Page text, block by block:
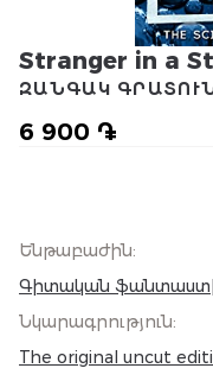
Stranger in a
6 900 ֏
ԶԱՆԳԱԿ
Ենթաբաժին:
Գիտական
Նկարագրություն:
The original uncut